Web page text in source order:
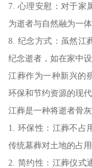
7. 心理安慰：对于家
为逝者与自然融为一
8. 纪念方式：虽然江
纪念逝者，如在家中
江葬作为一种新兴的
环保和节约资源的现
江葬是一种将逝者骨
1. 环保性：江葬不占
传统墓葬对土地的占用
2. 简约性：江葬仪式